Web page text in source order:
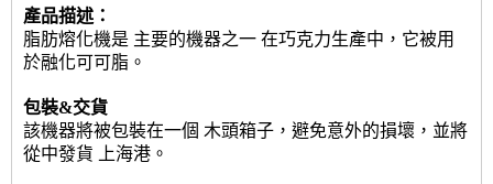
產品描述：
脂肪熔化機是 主要的機器之一 在巧克力生產中，它被用
於融化可可脂。
包裝&交貨
該機器將被包裝在一個 木頭箱子 ，避免意外的損壞，並將
從中發貨
上海港 。